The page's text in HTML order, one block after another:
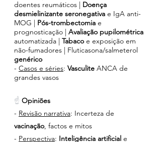
doentes reumáticos | Doença
desmielinizante seronegativa e IgA anti-
MOG | Pós-trombectomia e
prognosticação | Avaliação pupilométrica
automatizada | Tabaco e exposição em
não-fumadores | Fluticasona/salmeterol
genérico
- Casos e séries: Vasculite ANCA de
grandes vasos
☝ Opiniões
- Revisão narrativa: Incerteza de
vacinação, factos e mitos
- Perspectiva: Inteligência artificial e